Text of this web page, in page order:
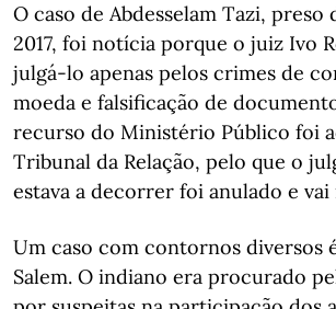
O caso de Abdesselam Tazi, preso
2017, foi notícia porque o juiz Ivo
julgá-lo apenas pelos crimes de
moeda e falsificação de
recurso do Ministério Público foi
Tribunal da Relação, pelo que o
estava a decorrer foi anulado e
Um caso com contornos diversos
Salem. O indiano era procurado